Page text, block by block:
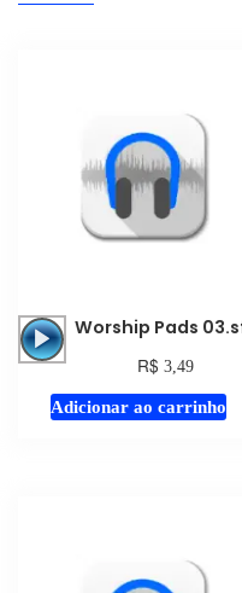
Tocador
áudio
Worship Pads
R$ 3,49
Adicionar ao carrinho